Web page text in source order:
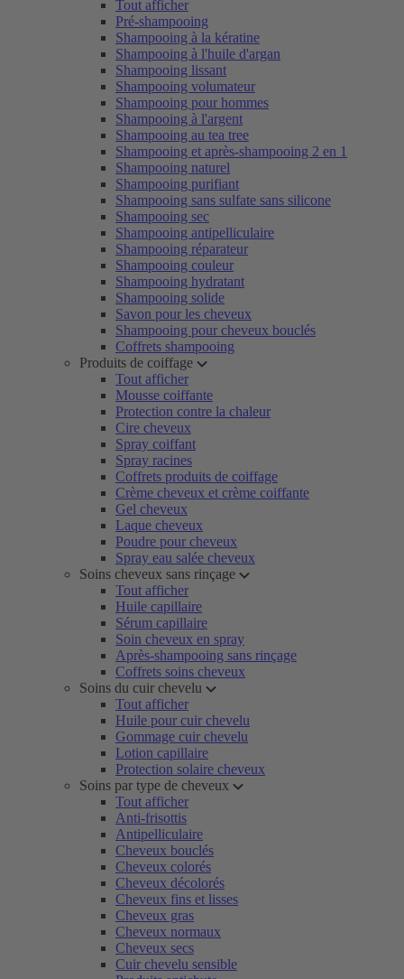
Tout afficher
Pré-shampooing
Shampooing à la kératine
Shampooing à l'huile d'argan
Shampooing lissant
Shampooing volumateur
Shampooing pour hommes
Shampooing à l'argent
Shampooing au tea tree
Shampooing et après-shampooing 2 en 1
Shampooing naturel
Shampooing purifiant
Shampooing sans sulfate sans silicone
Shampooing sec
Shampooing antipelliculaire
Shampooing réparateur
Shampooing couleur
Shampooing hydratant
Shampooing solide
Savon pour les cheveux
Shampooing pour cheveux bouclés
Coffrets shampooing
Produits de coiffage
Tout afficher
Mousse coiffante
Protection contre la chaleur
Cire cheveux
Spray coiffant
Spray racines
Coffrets produits de coiffage
Crème cheveux et crème coiffante
Gel cheveux
Laque cheveux
Poudre pour cheveux
Spray eau salée cheveux
Soins cheveux sans rinçage
Tout afficher
Huile capillaire
Sérum capillaire
Soin cheveux en spray
Après-shampooing sans rinçage
Coffrets soins cheveux
Soins du cuir chevelu
Tout afficher
Huile pour cuir chevelu
Gommage cuir chevelu
Lotion capillaire
Protection solaire cheveux
Soins par type de cheveux
Tout afficher
Anti-frisottis
Antipelliculaire
Cheveux bouclés
Cheveux colorés
Cheveux décolorés
Cheveux fins et lisses
Cheveux gras
Cheveux normaux
Cheveux secs
Cuir chevelu sensible